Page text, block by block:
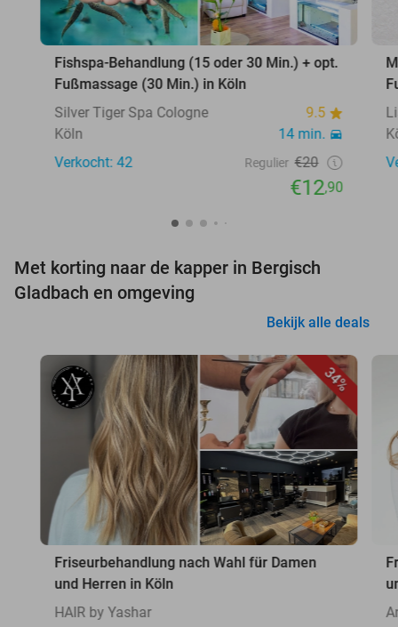
Fishspa-Behandlung (15 oder 30 Min.) + opt.
Fußmassage (30 Min.) in Köln
Silver Tiger Spa Cologne
9.5
Köln
14 min.
Verkocht: 42
Regulier €20
€12,90
Met korting naar de kapper in Bergisch
Gladbach en omgeving
Bekijk alle deals
34%
Friseurbehandlung nach Wahl für Damen
und Herren in Köln
HAIR by Yashar